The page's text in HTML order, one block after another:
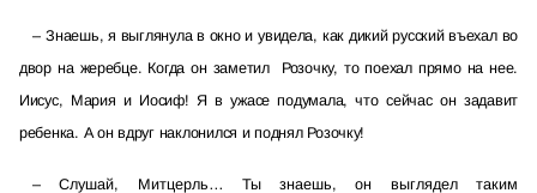
–Знаешь, я выглянула в окно и увидела, как дикий русский въехал во
двор на жеребце. Когда он заметил
Розочку, то поехал прямо на нее.
Иисус, Мария и Иосиф! Я в ужасе подумала, что сейчас он задавит
ребенка. А он вдруг наклонился и поднял Розочку!
–Слушай, Митцерль… Ты знаешь, он выглядел таким